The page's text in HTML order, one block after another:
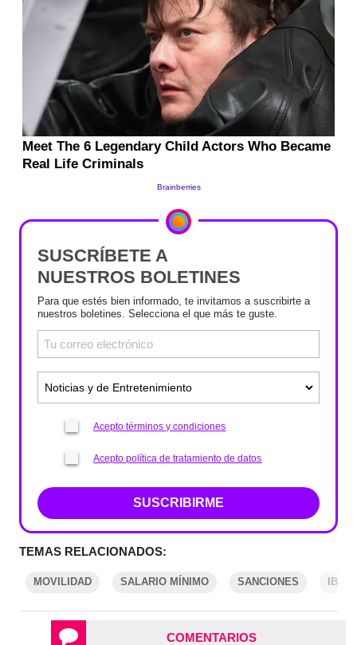
SUSCRÍBETE A
NUESTROS BOLETINES
Para que estés bien informado, te invitamos a suscribirte a
nuestros boletines. Selecciona el que más te guste.
Acepto términos y condiciones
Acepto política de tratamiento de datos
SUSCRIBIRME
TEMAS RELACIONADOS:
MOVILIDAD SALARIO MÍNIMO SANCIONES
COMENTARIOS